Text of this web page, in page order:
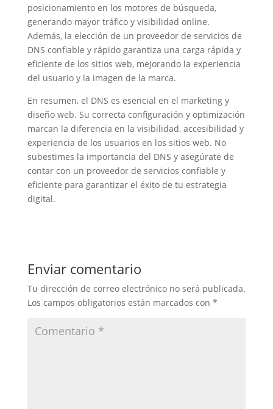
posicionamiento en los motores de búsqueda,
generando mayor tráfico y visibilidad online.
Además, la elección de un proveedor de servicios de
DNS confiable y rápido garantiza una carga rápida y
eficiente de los sitios web, mejorando la experiencia
del usuario y la imagen de la marca.
En resumen, el DNS es esencial en el marketing y
diseño web. Su correcta configuración y optimización
marcan la diferencia en la visibilidad, accesibilidad y
experiencia de los usuarios en los sitios web. No
subestimes la importancia del DNS y asegúrate de
contar con un proveedor de servicios confiable y
eficiente para garantizar el éxito de tu estrategia
digital.
Enviar comentario
Tu dirección de correo electrónico no será publicada.
Los campos obligatorios están marcados con *